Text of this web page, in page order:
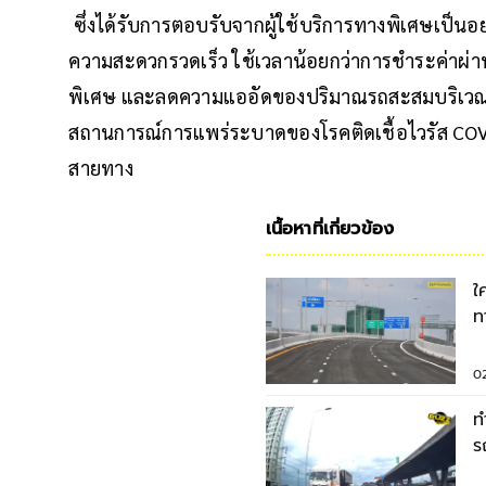
ซึ่งได้รับการตอบรับจากผู้ใช้บริการทางพิเศษเป็น
ความสะดวกรวดเร็ว ใช้เวลาน้อยกว่าการชำระค่า
พิเศษ และลดความแออัดของปริมาณรถสะสมบริเว
สถานการณ์การแพร่ระบาดของโรคติดเชื้อไวรัส
สายทาง
เนื้อหาที่เกี่ยวข้อง